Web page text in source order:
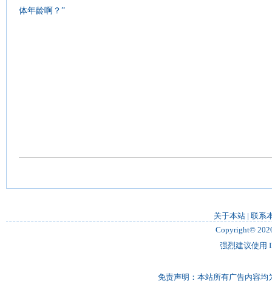
体年龄啊？”
关于本站 | 联系
Copyright©
强烈建议使用
免责声明：本站所有广告内容